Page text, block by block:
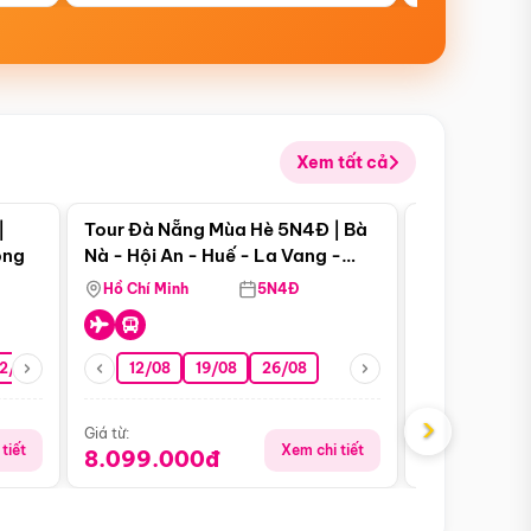
Xem tất cả
08 26/08 05/09 09/09 12/09
tiết
Điểm nổi bật
Tour Đà Nẵng Mùa Hè 5N4Đ | Bà
Nà - Hội An - Huế - La Vang -
Động Thiên Đường
Hồ Chí Minh 5N4Đ
12/08 19/08 26/08
Giá từ:
8.099.000đ Xem chi tiết
Giá từ:
›